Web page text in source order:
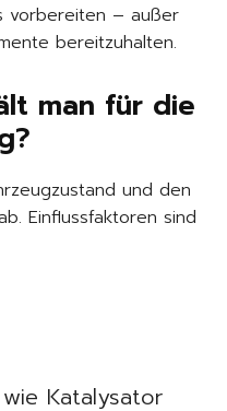
vorbereiten – außer
bereitzuhalten.
man für die
und den
Einflussfaktoren sind
Katalysator